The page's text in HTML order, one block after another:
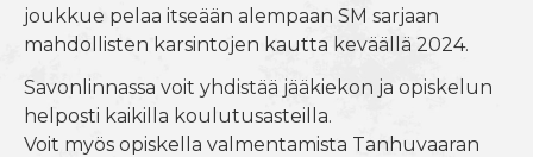
joukkue pelaa itseään alempaan SM sarjaan
mahdollisten karsintojen kautta keväällä 2024.
Savonlinnassa voit yhdistää jääkiekon ja opiskelun
helposti kaikilla koulutusasteilla.
Voit myös opiskella valmentamista Tanhuvaaran